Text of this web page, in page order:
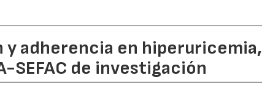
adherencia en hiperuricemia,
SEFAC de investigación